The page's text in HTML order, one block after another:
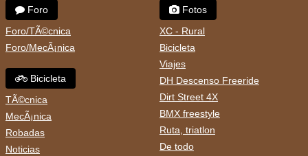
Foro
Foro/TÃ©cnica
Foro/MecÃ¡nica
Bicicleta
TÃ©cnica
MecÃ¡nica
Robadas
Noticias
Fotos
XC - Rural
Bicicleta
Viajes
DH Descenso Freeride
Dirt Street 4X
BMX freestyle
Ruta, triatlon
De todo